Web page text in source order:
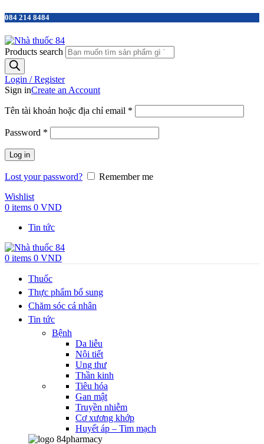
084 214 8484
Products search
Login / Register
Sign inCreate an Account
Tên tài khoản hoặc địa chỉ email *
Password *
Log in
Lost your password?
Remember me
Wishlist
0 items 0 VND
Tin tức
0 items 0 VND
Thuốc
Thực phẩm bổ sung
Chăm sóc cá nhân
Tin tức
Bệnh
Da liễu
Nội tiết
Ung thư
Thần kinh
Tiêu hóa
Gan mật
Truyền nhiễm
Cơ xương khớp
Huyết áp – Tim mạch